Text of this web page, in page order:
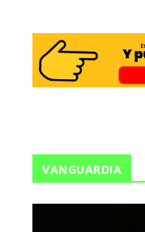
VANGUARDIA